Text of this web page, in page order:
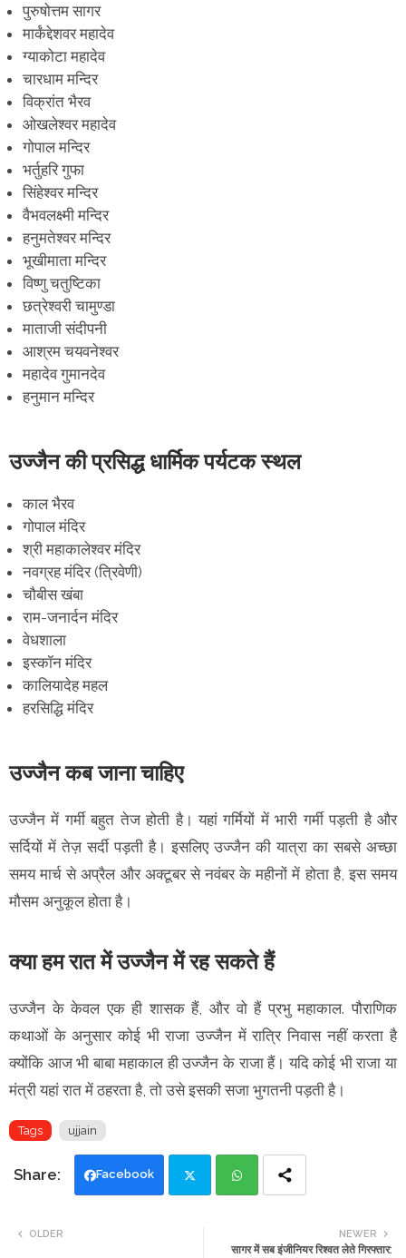
पुरुषोत्तम सागर
मार्कंद्देशवर महादेव
ग्याकोटा महादेव
चारधाम मन्दिर
विक्रांत भैरव
ओखलेश्वर महादेव
गोपाल मन्दिर
भर्तुहरि गुफा
सिंहेश्वर मन्दिर
वैभवलक्ष्मी मन्दिर
हनुमतेश्वर मन्दिर
भूखीमाता मन्दिर
विष्णु चतुष्टिका
छत्रेश्वरी चामुण्डा
माताजी संदीपनी
आश्रम चयवनेश्वर
महादेव गुमानदेव
हनुमान मन्दिर
उज्जैन की प्रसिद्ध धार्मिक पर्यटक स्थल
काल भैरव
गोपाल मंदिर
श्री महाकालेश्वर मंदिर
नवग्रह मंदिर (त्रिवेणी)
चौबीस खंबा
राम-जनार्दन मंदिर
वेधशाला
इस्कॉन मंदिर
कालियादेह महल
हरसिद्धि मंदिर
उज्जैन कब जाना चाहिए
उज्जैन में गर्मी बहुत तेज होती है। यहां गर्मियों में भारी गर्मी पड़ती है और
सर्दियों में तेज़ सर्दी पड़ती है। इसलिए उज्जैन की यात्रा का सबसे अच्छा
समय मार्च से अप्रैल और अक्टूबर से नवंबर के महीनों में होता है, इस समय
मौसम अनुकूल होता है।
क्या हम रात में उज्जैन में रह सकते हैं
उज्जैन के केवल एक ही शासक हैं, और वो हैं प्रभु महाकाल. पौराणिक
कथाओं के अनुसार कोई भी राजा उज्जैन में रात्रि निवास नहीं करता है
क्योंकि आज भी बाबा महाकाल ही उज्जैन के राजा हैं। यदि कोई भी राजा या
मंत्री यहां रात में ठहरता है, तो उसे इसकी सजा भुगतनी पड़ती है।
Tags ujjain
Facebook
ats
NEWER
सागर में सब इंजीनियर रिश्वत लेते गिरफ्तार:
OLDER